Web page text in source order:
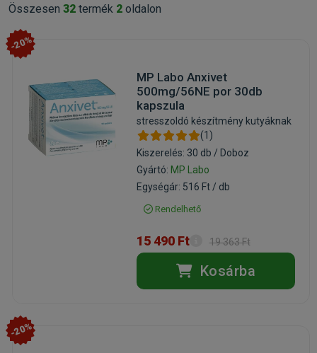
Összesen 32 termék 2 oldalon
-20%
MP Labo Anxivet
500mg/56NE por 30db
kapszula
stresszoldó készítmény kutyáknak
(1)
Kiszerelés: 30 db / Doboz
Gyártó: MP Labo
Egységár: 516 Ft / db
Rendelhető
15 490 Ft 19 363 Ft
Kosárba
-20%